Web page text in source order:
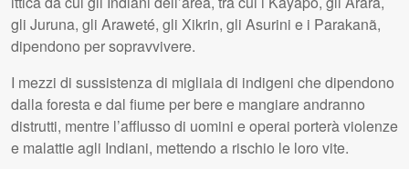
gli Juruna, gli Araweté, gli Xikrin, gli Asurini e i Parakanã,
dipendono per sopravvivere.
I mezzi di sussistenza di migliaia di indigeni che dipendono
dalla foresta e dal fiume per bere e mangiare andranno
distrutti, mentre l’afflusso di uomini e operai porterà violenze
e malattie agli Indiani, mettendo a rischio le loro vite.